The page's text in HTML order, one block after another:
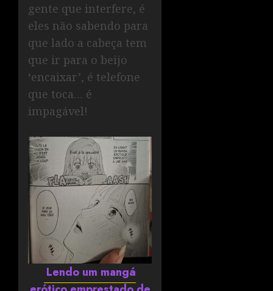
gente que interfere, é
eles não sabendo para
que lado a cabeça tem
que ir para o beijo
‘encaixar’, é telefone
que toca… é
impagável!
Lendo um mangá